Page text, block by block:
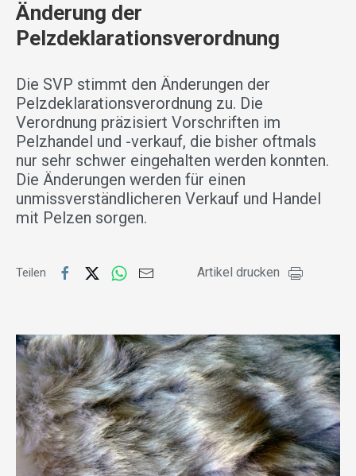
Änderung der
Pelzdeklarationsverordnung
Die SVP stimmt den Änderungen der
Pelzdeklarationsverordnung zu. Die
Verordnung präzisiert Vorschriften im
Pelzhandel und -verkauf, die bisher oftmals
nur sehr schwer eingehalten werden konnten.
Die Änderungen werden für einen
unmissverständlicheren Verkauf und Handel
mit Pelzen sorgen.
Teilen Artikel drucken